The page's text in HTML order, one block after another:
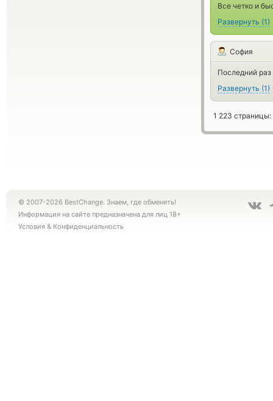
Все четко и
Развернуть (1)
София
Последний
Развернуть (1)
1 223 страницы:
© 2007-2026 BestChange. Знаем, где обменять!
Информация на сайте предназначена для лиц 18+
Условия & Конфиденциальность